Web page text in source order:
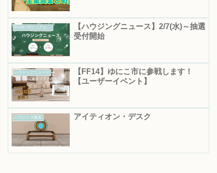
【ハウジングニュース】2/7(水)～抽選
受付開始
ハウジングニュース
【FF14】ゆにこ市に参戦します！
【ユーザーイベント】
ハウジング家具 アイティオン・デスク